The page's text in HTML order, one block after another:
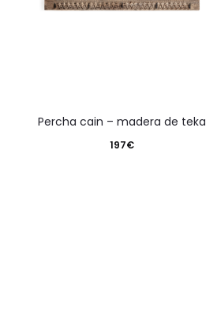
percha cain – madera de teka
197€